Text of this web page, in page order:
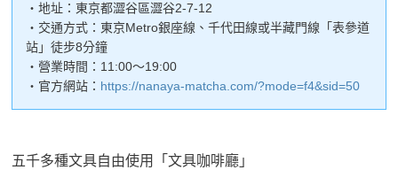
・地址：東京都澀谷區澀谷2-7-12
・交通方式：東京Metro銀座線、千代田線或半藏門線「表參道
站」徒步8分鐘
・營業時間：11:00～19:00
・官方網站： https://nanaya-matcha.com/?mode=f4&sid=50
五千多種文具自由使用「文具咖啡廳」